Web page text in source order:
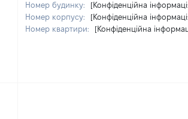
Номер будинку:
[Конфіденційна
Номер корпусу:
[Конфіденційна
Номер квартири:
[Конфіденційна